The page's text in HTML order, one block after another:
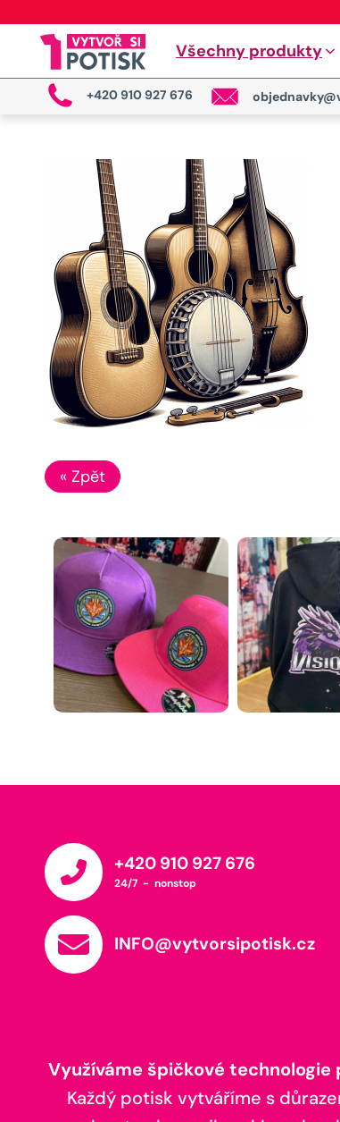
Všechny produkty
+420 910 927 676
« Zpět
+420 910 927 676
24/7 - nonstop
INFO@vytvorsipotisk.cz
Využíváme špičkové
Každý potisk vytváříme s